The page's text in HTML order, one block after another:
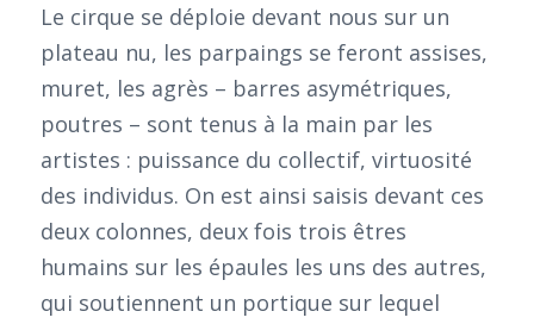
Le cirque se déploie devant nous sur un
plateau nu, les parpaings se feront assises,
muret, les agrès – barres asymétriques,
poutres – sont tenus à la main par les
artistes : puissance du collectif, virtuosité
des individus. On est ainsi saisis devant ces
deux colonnes, deux fois trois êtres
humains sur les épaules les uns des autres,
qui soutiennent un portique sur lequel